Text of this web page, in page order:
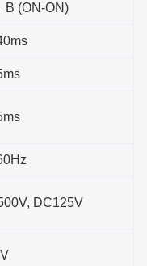
(ON-ON)
DC125V